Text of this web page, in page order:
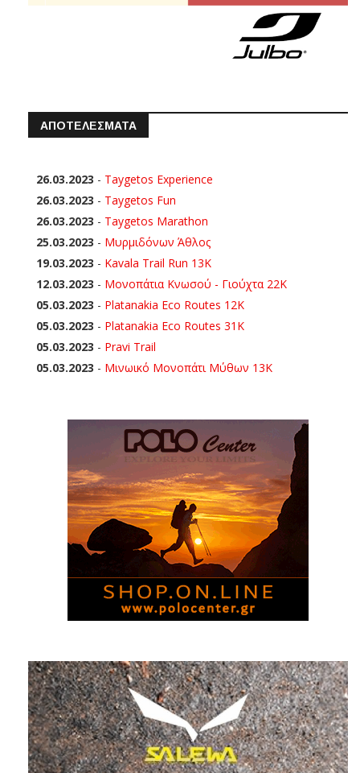
ΑΠΟΤΕΛΕΣΜΑΤΑ
26.03.2023 - Taygetos Experience
26.03.2023 - Taygetos Fun
26.03.2023 - Taygetos Marathon
25.03.2023 - Μυρμιδόνων Άθλος
19.03.2023 - Kavala Trail Run 13K
12.03.2023 - Μονοπάτια Κνωσού - Γιούχτα 22Κ
05.03.2023 - Platanakia Eco Routes 12K
05.03.2023 - Platanakia Eco Routes 31K
05.03.2023 - Pravi Trail
05.03.2023 - Μινωικό Μονοπάτι Μύθων 13Κ